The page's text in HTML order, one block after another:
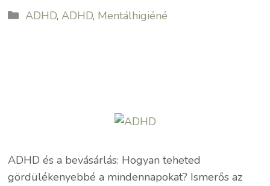
Kategória
ADHD,ADHD, Mentálhigiéné
ADHD és a bevásárlás: Hogyan teheted
gördülékenyebbé a mindennapokat? Ismerős az